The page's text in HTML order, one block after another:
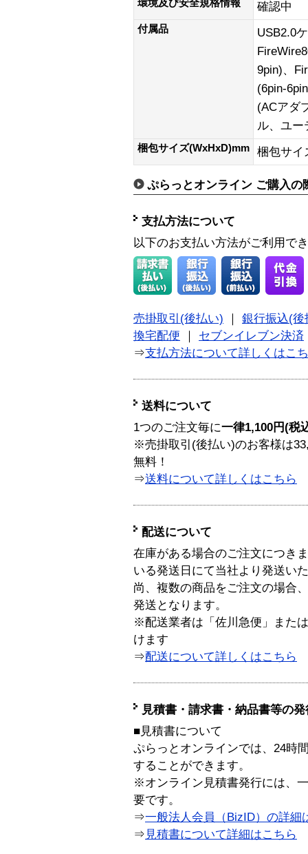
環境及び安全規格情報 確認中
付属品
USB2.0
9pin)、
(6pin-
(ACアダ
ル、ユー
梱包サイズ(WxHxD)mm 梱包サイ
ぷらっとオンライン ご購入の
支払方法について
以下のお支払い方法がご利用で
売掛取引(後払い) ｜ 銀行振込(後
換宅配便 ｜ セブンイレブン決済
⇒支払方法について詳しくはこ
送料について
1つのご注文毎に一律1,100円(税
※売掛取引(後払い)のお客様は
無料！
⇒送料について詳しくはこちら
配送について
在庫がある場合のご注文につき
いる発送日にて当社より発送い
尚、複数の商品をご注文の場合
発送となります。
※配送業者は「佐川急便」また
けます
⇒配送について詳しくはこちら
見積書・請求書・納品書等の
■見積書について
ぷらっとオンラインでは、24時
することができます。
※オンライン見積書発行には、
要です。
⇒一般法人会員（BizID）の詳細
⇒ 見積書について詳細はこちら